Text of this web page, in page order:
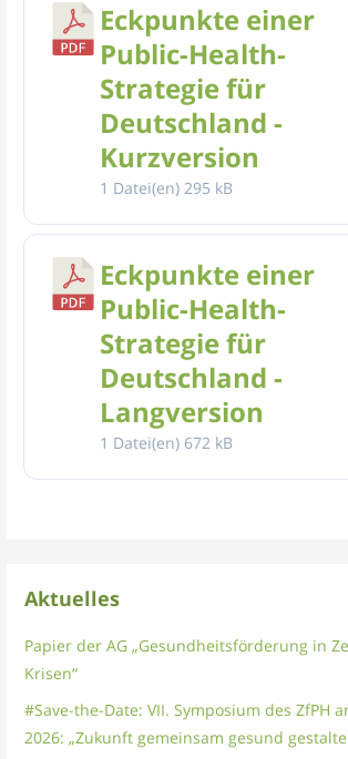
Eckpunkte einer
Public-Health-
Strategie für
Deutschland -
Kurzversion
1 Datei(en) 295 kB
Eckpunkte einer
Public-Health-
Strategie für
Deutschland -
Langversion
1 Datei(en) 672 kB
Aktuelles
Papier der AG „Gesundheitsförderung in
Krisen“
#Save-the-Date: VII. Symposium des ZfPH
2026: „Zukunft gemeinsam gesund